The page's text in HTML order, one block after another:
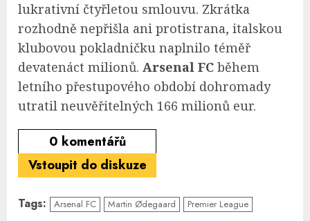
lukrativní čtyřletou smlouvu. Zkrátka
rozhodně nepřišla ani protistrana, italskou
klubovou pokladničku naplnilo téměř
devatenáct milionů. Arsenal FC během
letního přestupového období dohromady
utratil neuvěřitelných 166 milionů eur.
0 komentářů
Vstoupit do diskuze
Tags: Arsenal FC Martin Ødegaard Premier League